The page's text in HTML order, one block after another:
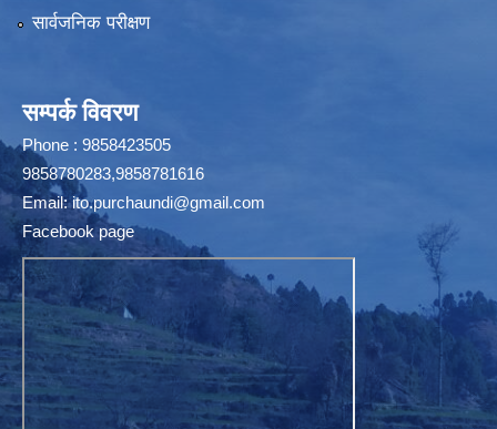
सार्वजनिक परीक्षण
सम्पर्क विवरण
Phone : 9858423505
9858780283,9858781616
Email:ito.purchaundi@gmail.com
Facebook page